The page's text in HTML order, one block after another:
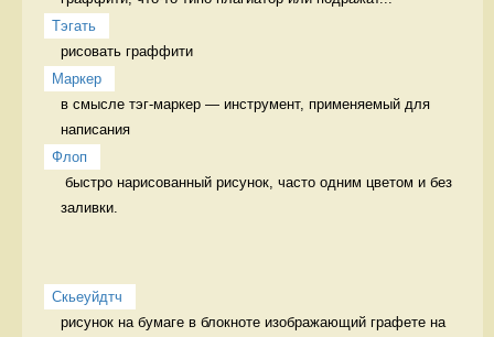
Тэгать
рисовать граффити
Маркер
в смысле тэг-маркер — инструмент, применяемый для
написания
Флоп
заливки.
Скьеуйдтч
рисунок на бумаге в блокноте изображающий графете на